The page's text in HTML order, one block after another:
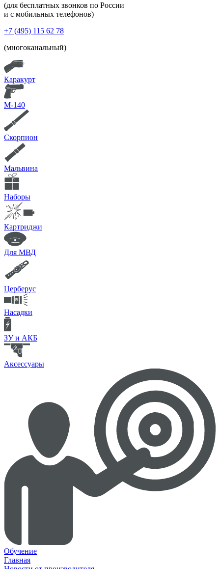
(для бесплатных звонков по России
и с мобильных телефонов)
+7 (495) 115 62 78
(многоканальный)
Каракурт
М-140
Скорпион
Мальвина
Наборы
Картриджи
Для МВД
Церберус
Насадки
ЗУ и АКБ
Аксессуары
Обучение
Главная